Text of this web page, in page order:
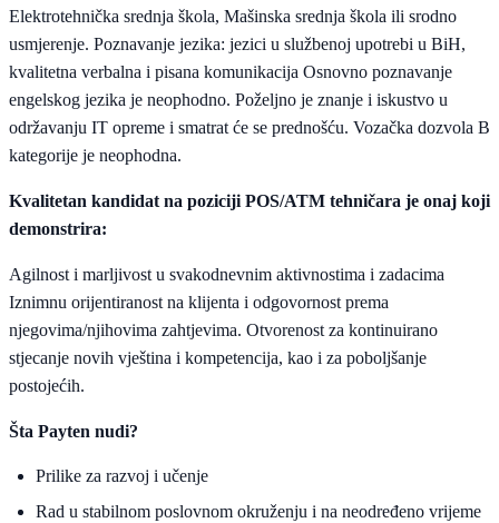
Elektrotehnička srednja škola, Mašinska srednja škola ili srodno
usmjerenje. Poznavanje jezika: jezici u službenoj upotrebi u BiH,
kvalitetna verbalna i pisana komunikacija Osnovno poznavanje
engelskog jezika je neophodno. Poželjno je znanje i iskustvo u
održavanju IT opreme i smatrat će se prednošću. Vozačka dozvola B
kategorije je neophodna.
Kvalitetan kandidat na poziciji POS/ATM tehničara je onaj koji
demonstrira:
Agilnost i marljivost u svakodnevnim aktivnostima i zadacima
Iznimnu orijentiranost na klijenta i odgovornost prema
njegovima/njihovima zahtjevima. Otvorenost za kontinuirano
stjecanje novih vještina i kompetencija, kao i za poboljšanje
postojećih.
Šta Payten nudi?
Prilike za razvoj i učenje
Rad u stabilnom poslovnom okruženju i na neodređeno vrijeme